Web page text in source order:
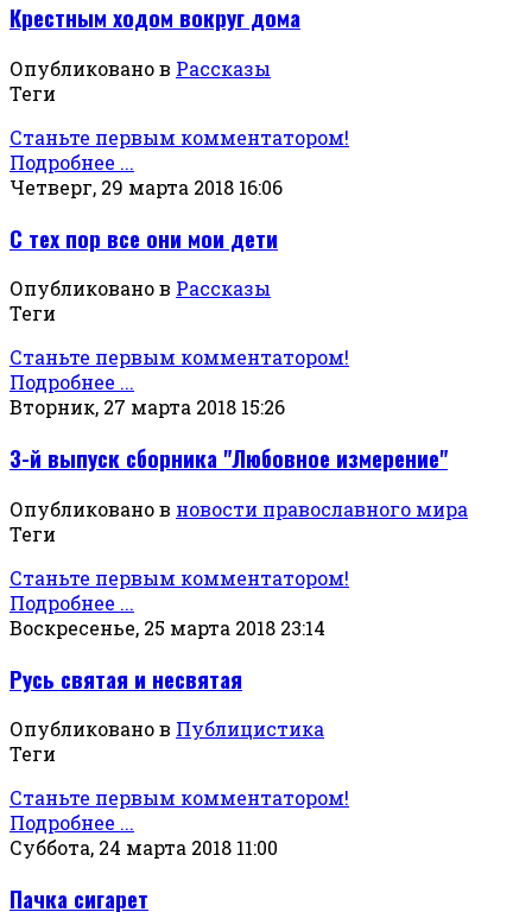
Крестным ходом вокруг дома
Опубликовано в Рассказы
Теги
Станьте первым комментатором!
Подробнее ...
Четверг, 29 марта 2018 16:06
С тех пор все они мои дети
Опубликовано в Рассказы
Теги
Станьте первым комментатором!
Подробнее ...
Вторник, 27 марта 2018 15:26
3-й выпуск сборника "Любовное измерение"
Опубликовано в новости православного мира
Теги
Станьте первым комментатором!
Подробнее ...
Воскресенье, 25 марта 2018 23:14
Русь святая и несвятая
Опубликовано в Публицистика
Теги
Станьте первым комментатором!
Подробнее ...
Суббота, 24 марта 2018 11:00
Пачка сигарет